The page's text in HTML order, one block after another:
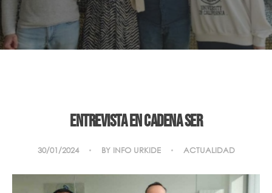
Entrevista en Cadena SER
30/01/2024 BY INFO URKIDE ACTUALIDAD